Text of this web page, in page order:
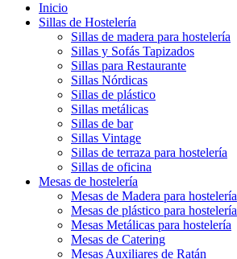
Inicio
Sillas de Hostelería
Sillas de madera para hostelería
Sillas y Sofás Tapizados
Sillas para Restaurante
Sillas Nórdicas
Sillas de plástico
Sillas metálicas
Sillas de bar
Sillas Vintage
Sillas de terraza para hostelería
Sillas de oficina
Mesas de hostelería
Mesas de Madera para hostelería
Mesas de plástico para hostelería
Mesas Metálicas para hostelería
Mesas de Catering
Mesas Auxiliares de Ratán